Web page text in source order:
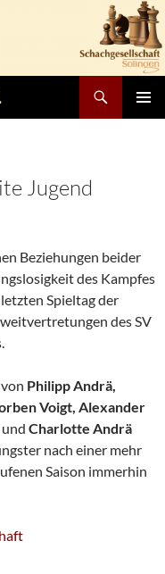
Jugend
Beziehungen beider
des Kampfes
Spieltag der
des SV
Philipp Andrä,
Voigt, Alexander
und Charlotte Andrä
nach einer mehr
Saison immerhin